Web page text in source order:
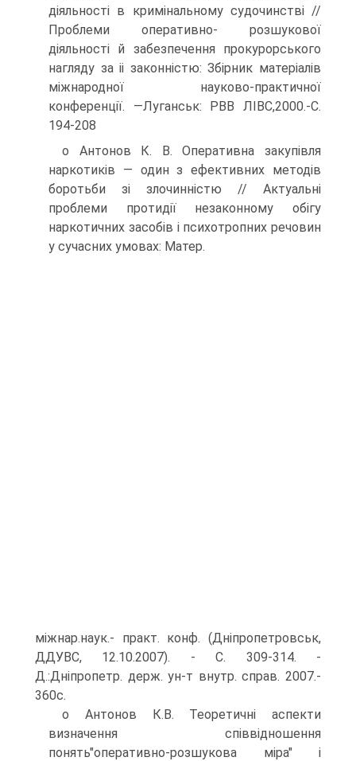
діяльності в кримінальному судочинстві //
Проблеми оперативно- розшукової
діяльності й забезпечення прокурорського
нагляду за іі законністю: Збірник матеріалів
міжнародної науково-практичної
конференції. —Луганськ: РВВ ЛІВС,2000.-С.
194-208
о Антонов К. В. Оперативна закупівля
наркотиків — один з ефективних методів
боротьби зі злочинністю // Актуальні
проблеми протидії незаконному обігу
наркотичних засобів і психотропних речовин
у сучасних умовах: Матер.
міжнар.наук.- практ. конф. (Дніпропетровськ,
ДДУВС, 12.10.2007). - С. 309-314. -
Д.:Дніпропетр. держ. ун-т внутр. справ. 2007.-
360с.
о Антонов К.В. Теоретичні аспекти
визначення співвідношення
понять"оперативно-розшукова міра" і